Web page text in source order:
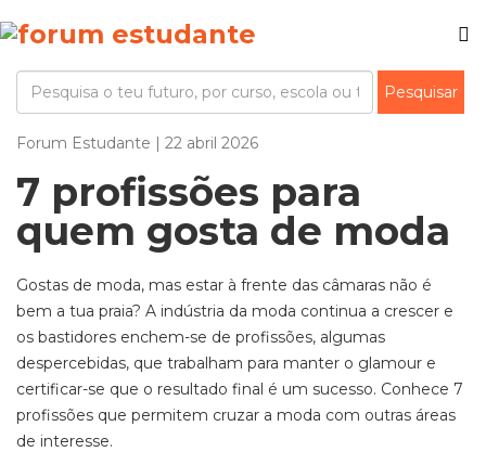
Forum Estudante | 22 abril 2026
7 profissões para
quem gosta de moda
Gostas de moda, mas estar à frente das câmaras não é
bem a tua praia? A indústria da moda continua a crescer e
os bastidores enchem-se de profissões, algumas
despercebidas, que trabalham para manter o glamour e
certificar-se que o resultado final é um sucesso. Conhece 7
profissões que permitem cruzar a moda com outras áreas
de interesse.